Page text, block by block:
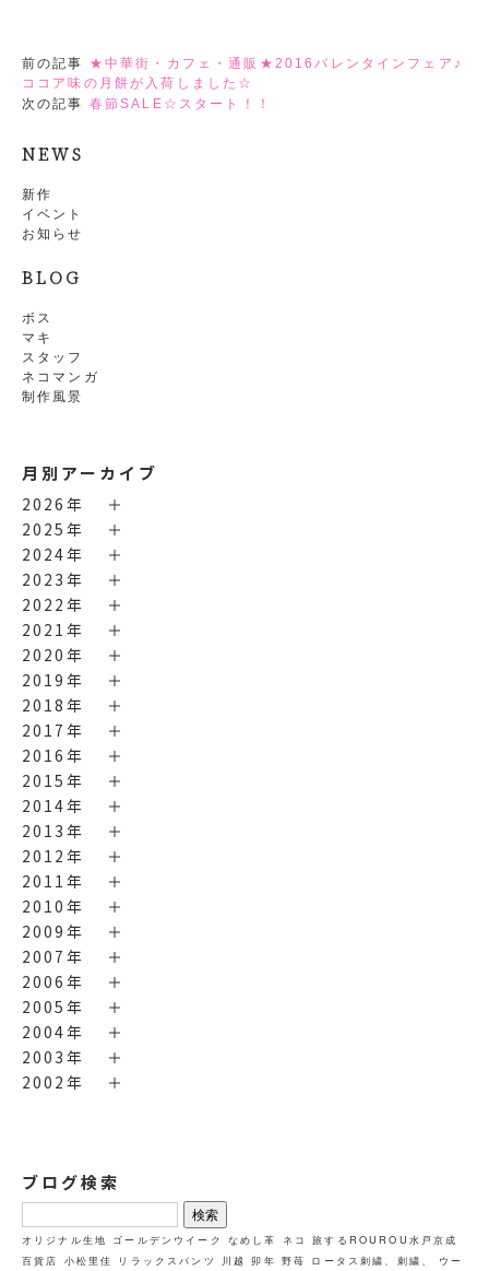
NEWS
新作
イベント
お知らせ
BLOG
ボス
マキ
スタッフ
ネコマンガ
制作風景
月別アーカイブ
2026年
2025年
2024年
2023年
2022年
2021年
2020年
2019年
2018年
2017年
2016年
2015年
2014年
2013年
2012年
2011年
2010年
2009年
2007年
2006年
2005年
2004年
2003年
2002年
ブログ検索
検
索:
オリジナル生地 ゴールデンウイーク なめし革 ネコ 旅するROUROU水戸京成
百貨店 小松里佳 リラックスパンツ 川越 卯年 野苺 ロータス刺繍、刺繍、 ウー
前の記事
★中華街・カフェ・通販★2016バレンタインフェア♪
ココア味の月餅が入荷しました☆
次の記事 春節SALE☆スタート！！